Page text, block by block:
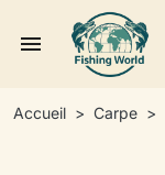
menu
Accueil Carpe